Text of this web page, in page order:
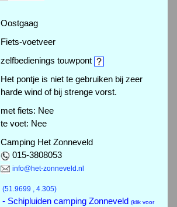
Oostgaag
Fiets-voetveer
zelfbedienings touwpont
Het pontje is niet te gebruiken bij zeer
harde wind of bij strenge vorst.
met fiets: Nee
te voet: Nee
Camping Het Zonneveld
015-3808053
info@het-zonneveld.nl
(51.9699 , 4.305)
- Schipluiden camping Zonneveld (klik voor